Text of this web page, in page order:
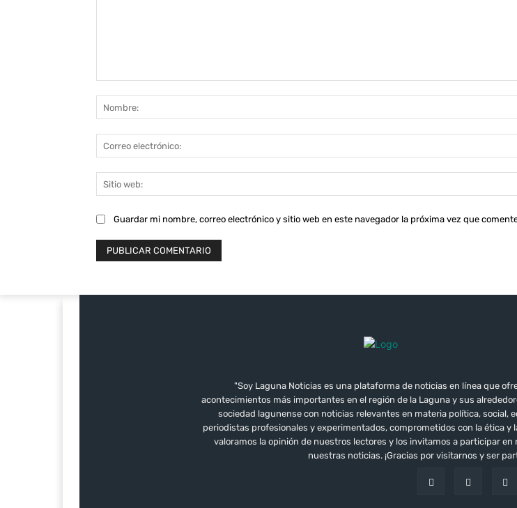
Guardar mi nombre, correo electrónico y sitio web en este navegador la próxima vez que
"Soy Laguna Noticias es una plataforma de noticias en línea que
acontecimientos más importantes en el región de la Laguna y sus
sociedad lagunense con noticias relevantes en materia política, social,
periodistas profesionales y experimentados, comprometidos con la ética
valoramos la opinión de nuestros lectores y los invitamos a participar
nuestras noticias. ¡Gracias por visitarnos y ser